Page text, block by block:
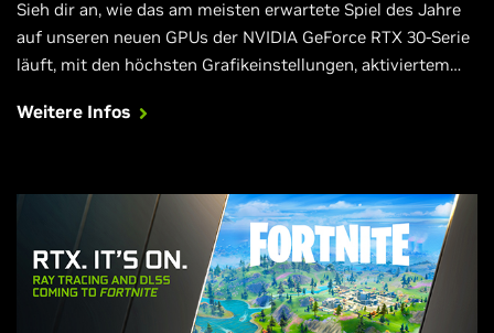
Sieh dir an, wie das am meisten erwartete Spiel des Jahre
auf unseren neuen GPUs der NVIDIA GeForce RTX 30-Serie
läuft, mit den höchsten Grafikeinstellungen, aktiviertem
Weitere Infos